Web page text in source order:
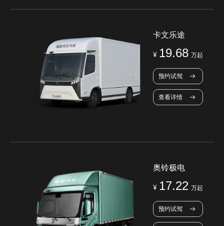
卡文乐途
¥ 19.68 万起
预约试驾
查看详情
奥铃极电
¥ 17.22 万起
预约试驾